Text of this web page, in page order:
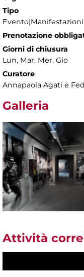
Tipo
Evento|Manifestazioni
Prenotazione
Giorni di chiusura
Lun, Mar, Mer, Gio
Curatore
Annapaola Agati e
Galleria
Attività